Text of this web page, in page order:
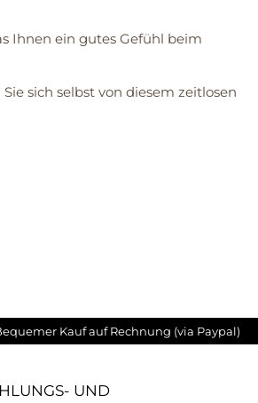
Ihnen ein gutes Gefühl beim
sich selbst von diesem zeitlosen
Kauf auf Rechnung (via Paypal)
UND